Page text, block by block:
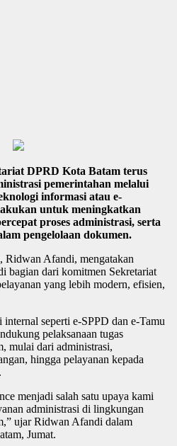
DPRD Kota Batam terus
pemerintahan melalui
informasi atau e-
untuk meningkatkan
proses administrasi, serta
pengelolaan dokumen.
Ridwan Afandi, mengatakan
bagian dari komitmen Sekretariat
yang lebih modern, efisien,
seperti e-SPPD dan e-Tamu
pelaksanaan tugas
mulai dari administrasi,
hingga pelayanan kepada
menjadi salah satu upaya kami
administrasi di lingkungan
ujar Ridwan Afandi dalam
Jumat.